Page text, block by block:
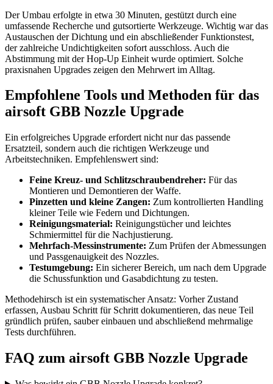
Der Umbau erfolgte in etwa 30 Minuten, gestützt durch eine
umfassende Recherche und gutsortierte Werkzeuge. Wichtig war das
Austauschen der Dichtung und ein abschließender Funktionstest,
der zahlreiche Undichtigkeiten sofort ausschloss. Auch die
Abstimmung mit der Hop-Up Einheit wurde optimiert. Solche
praxisnahen Upgrades zeigen den Mehrwert im Alltag.
Empfohlene Tools und Methoden für das
airsoft GBB Nozzle Upgrade
Ein erfolgreiches Upgrade erfordert nicht nur das passende
Ersatzteil, sondern auch die richtigen Werkzeuge und
Arbeitstechniken. Empfehlenswert sind:
Feine Kreuz- und Schlitzschraubendreher: Für das
Montieren und Demontieren der Waffe.
Pinzetten und kleine Zangen: Zum kontrollierten Handling
kleiner Teile wie Federn und Dichtungen.
Reinigungsmaterial: Reinigungstücher und leichtes
Schmiermittel für die Nachjustierung.
Mehrfach-Messinstrumente: Zum Prüfen der Abmessungen
und Passgenauigkeit des Nozzles.
Testumgebung: Ein sicherer Bereich, um nach dem Upgrade
die Schussfunktion und Gasabdichtung zu testen.
Methodehirsch ist ein systematischer Ansatz: Vorher Zustand
erfassen, Ausbau Schritt für Schritt dokumentieren, das neue Teil
gründlich prüfen, sauber einbauen und abschließend mehrmalige
Tests durchführen.
FAQ zum airsoft GBB Nozzle Upgrade